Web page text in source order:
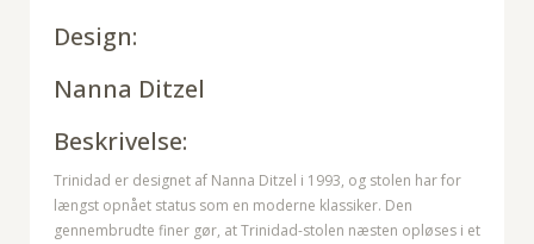
Design:
Nanna Ditzel
Beskrivelse:
Trinidad er designet af Nanna Ditzel i 1993, og stolen har for
længst opnået status som en moderne klassiker. Den
gennembrudte finer gør, at Trinidad-stolen næsten opløses i et